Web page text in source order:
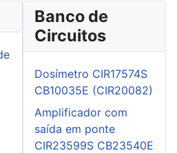
Banco de
Circuitos
Dosímetro CIR17574S
CB10035E (CIR20082)
Amplificador com
saída em ponte
CIR23599S CB23540E